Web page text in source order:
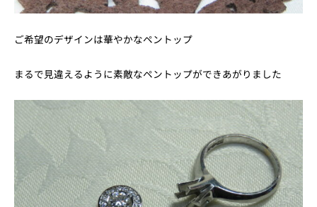
ご希望のデザインは華やかなペントップ
まるで見違えるように素敵なペントップができあがりました